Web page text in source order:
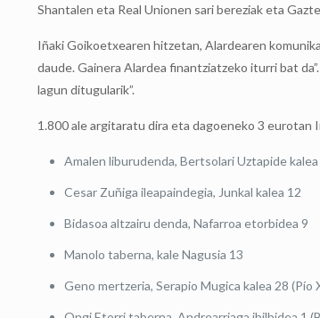
Shantalen eta Real Unionen sari bereziak eta
Iñaki Goikoetxearen hitzetan, Alardearen
daude. Gainera Alardea finantziatzeko iturri bat
lagun ditugularik”.
1.800 ale argitaratu dira eta dagoeneko 3 eurotan
Amalen liburudenda, Bertsolari Uztapide
Cesar Zuñiga ileapaindegia, Junkal kalea 12
Bidasoa altzairu denda, Nafarroa etorbidea 9
Manolo taberna, kale Nagusia 13
Geno mertzeria, Serapio Mugica kalea 28 (Pío